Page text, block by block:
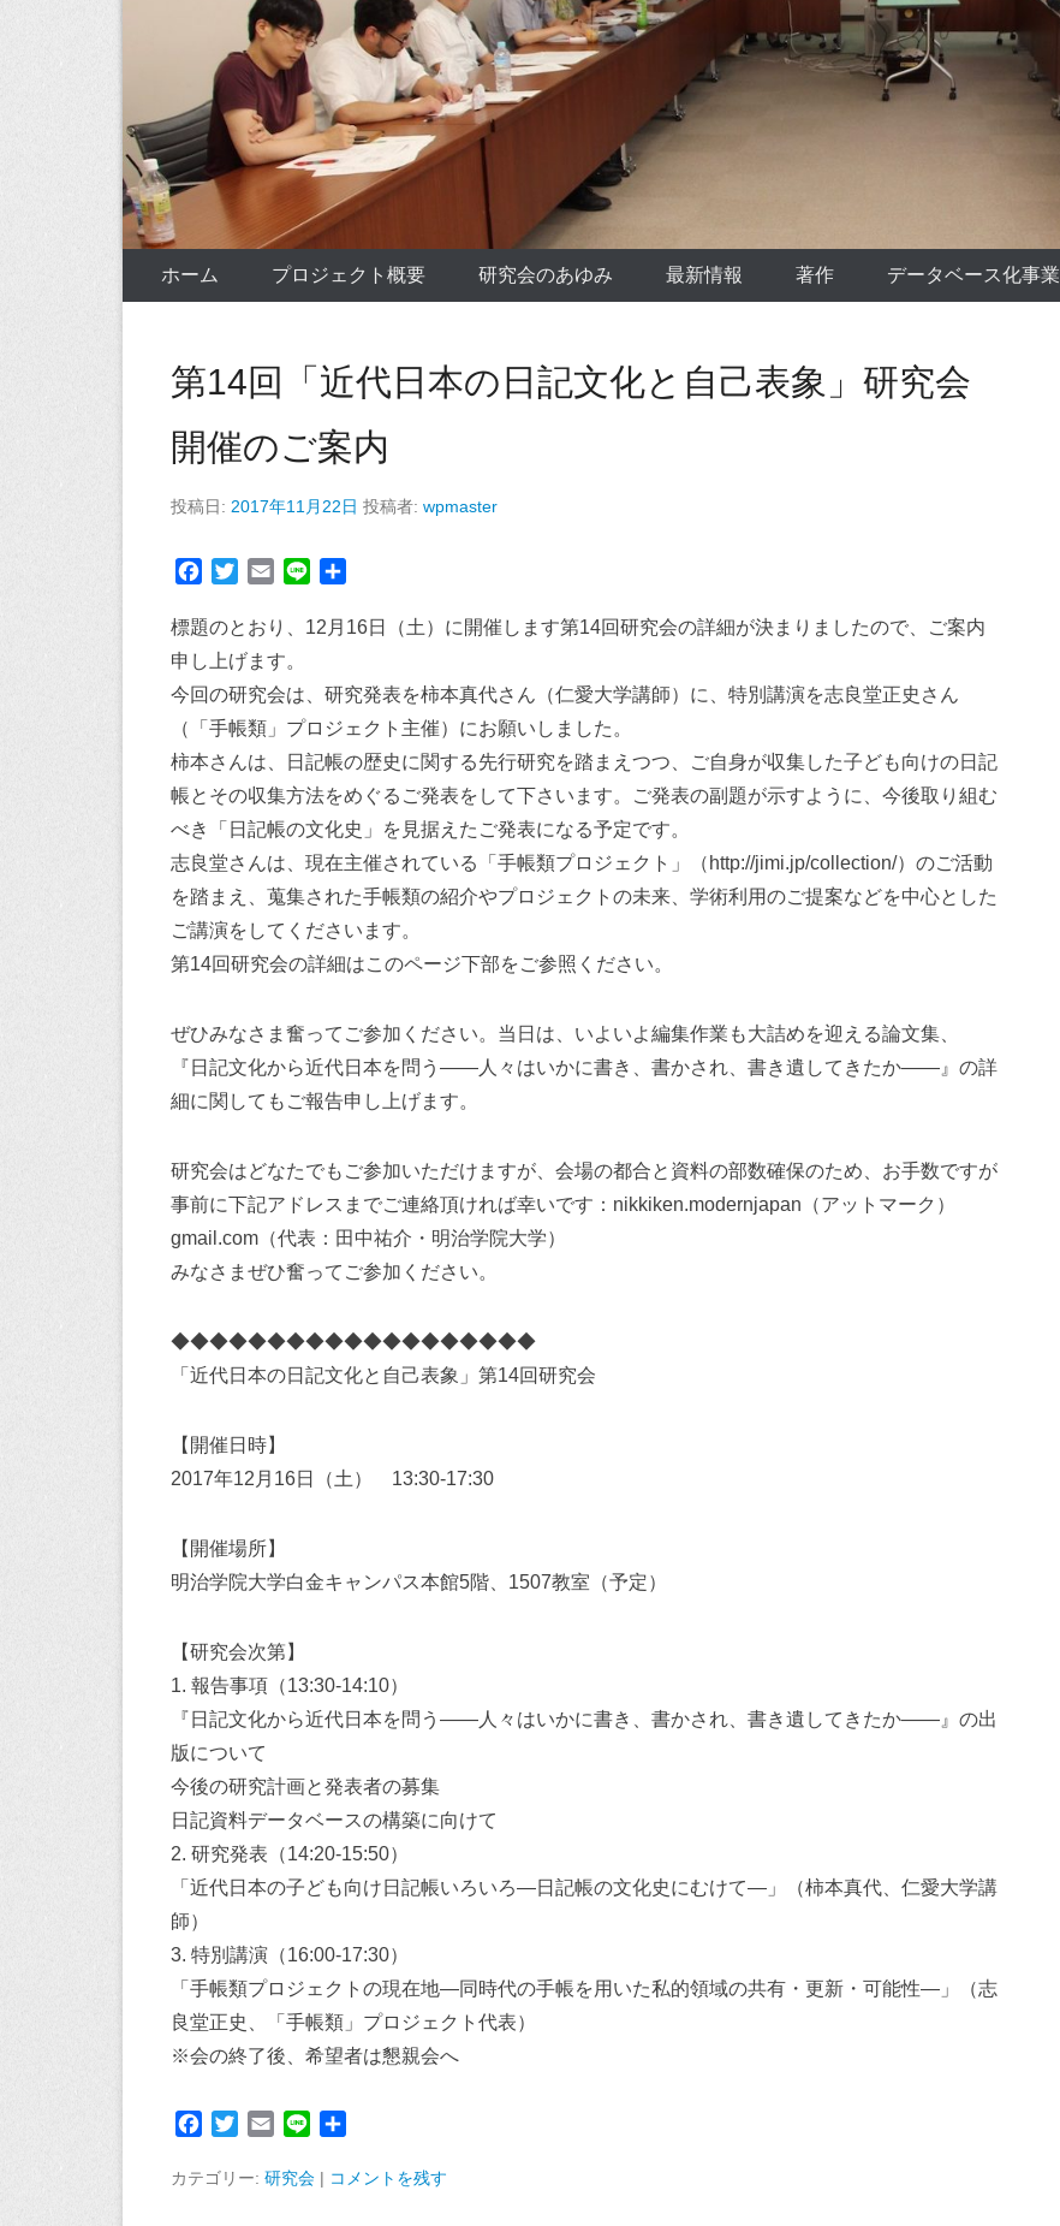
ホーム プロジェクト概要 研究会のあゆみ 最新情報 著作 データベース化事業
第14回「近代日本の日記文化と自己表象」研究会
開催のご案内
投稿日: 2017年11月22日 投稿者: wpmaster
c
o
o
k
i
t
t
e
r
E
a
i
l
n
標題のとおり、12月16日（土）に開催します第14回研究会の詳細が決まりましたので、ご案内
申し上げます。
今回の研究会は、研究発表を柿本真代さん（仁愛大学講師）に、特別講演を志良堂正史さん
（「手帳類」プロジェクト主催）にお願いしました。
柿本さんは、日記帳の歴史に関する先行研究を踏まえつつ、ご自身が収集した子ども向けの日記
帳とその収集方法をめぐるご発表をして下さいます。ご発表の副題が示すように、今後取り組む
べき「日記帳の文化史」を見据えたご発表になる予定です。
志良堂さんは、現在主催されている「手帳類プロジェクト」（http://jimi.jp/collection/）のご活動
を踏まえ、蒐集された手帳類の紹介やプロジェクトの未来、学術利用のご提案などを中心とした
ご講演をしてくださいます。
第14回研究会の詳細はこのページ下部をご参照ください。
ぜひみなさま奮ってご参加ください。当日は、いよいよ編集作業も大詰めを迎える論文集、
『日記文化から近代日本を問う——人々はいかに書き、書かされ、書き遺してきたか——』の詳
細に関してもご報告申し上げます。
研究会はどなたでもご参加いただけますが、会場の都合と資料の部数確保のため、お手数ですが
事前に下記アドレスまでご連絡頂ければ幸いです：nikkiken.modernjapan（アットマーク）
gmail.com（代表：田中祐介・明治学院大学）
みなさまぜひ奮ってご参加ください。
◆◆◆◆◆◆◆◆◆◆◆◆◆◆◆◆◆◆◆
「近代日本の日記文化と自己表象」第14回研究会
【開催日時】
2017年12月16日（土） 13:30-17:30
【開催場所】
明治学院大学白金キャンパス本館5階、1507教室（予定）
【研究会次第】
1. 報告事項（13:30-14:10）
『日記文化から近代日本を問う——人々はいかに書き、書かされ、書き遺してきたか——』の出
版について
今後の研究計画と発表者の募集
日記資料データベースの構築に向けて
2. 研究発表（14:20-15:50）
「近代日本の子ども向け日記帳いろいろ—日記帳の文化史にむけて—」（柿本真代、仁愛大学講
師）
3. 特別講演（16:00-17:30）
「手帳類プロジェクトの現在地―同時代の手帳を用いた私的領域の共有・更新・可能性—」（志
良堂正史、「手帳類」プロジェクト代表）
※会の終了後、希望者は懇親会へ
c
i
E
a
n
カテゴリー: 研究会 | コメントを残す